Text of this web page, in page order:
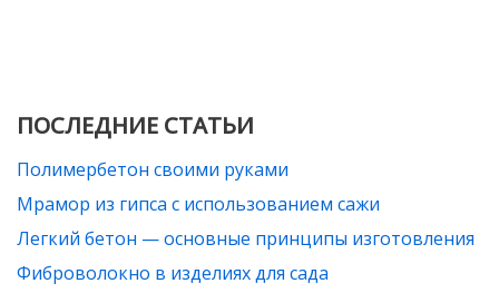
ПОСЛЕДНИЕ СТАТЬИ
Полимербетон своими руками
Мрамор из гипса с использованием сажи
Легкий бетон — основные принципы изготовления
Фиброволокно в изделиях для сада